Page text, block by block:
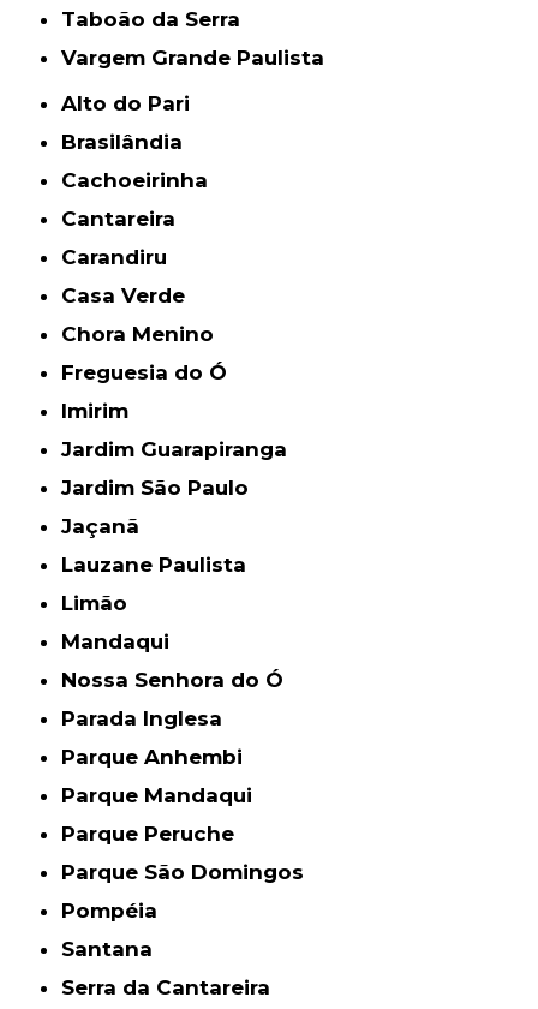
Taboão da Serra
Vargem Grande Paulista
Alto do Pari
Brasilândia
Cachoeirinha
Cantareira
Carandiru
Casa Verde
Chora Menino
Freguesia do Ó
Imirim
Jardim Guarapiranga
Jardim São Paulo
Jaçanã
Lauzane Paulista
Limão
Mandaqui
Nossa Senhora do Ó
Parada Inglesa
Parque Anhembi
Parque Mandaqui
Parque Peruche
Parque São Domingos
Pompéia
Santana
Serra da Cantareira